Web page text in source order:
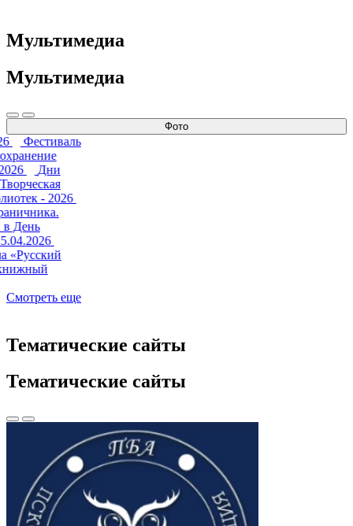
Мультимедиа
Мультимедиа
Фото
Фестиваль
Дни
- 2026
в День
«Русский
Смотреть еще
Тематические сайты
Тематические сайты